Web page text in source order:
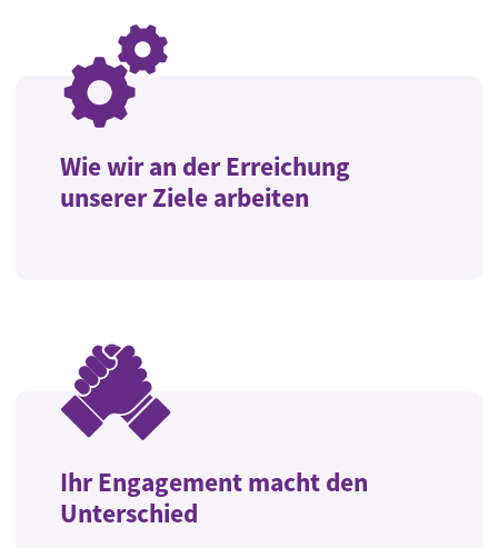
Wie wir an der Erreichung
unserer Ziele arbeiten
Ihr Engagement macht den
Unterschied